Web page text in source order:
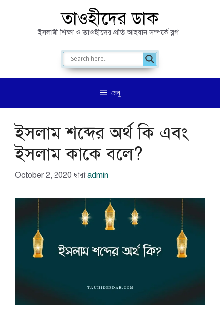
তাওহীদের ডাক
ইসলামী শিক্ষা ও তাওহীদের প্রতি আহবান সম্পর্কে ব্লগ।
মেনু
ইসলাম শব্দের অর্থ কি এবং
ইসলাম কাকে বলে?
October 2, 2020 দ্বারাadmin